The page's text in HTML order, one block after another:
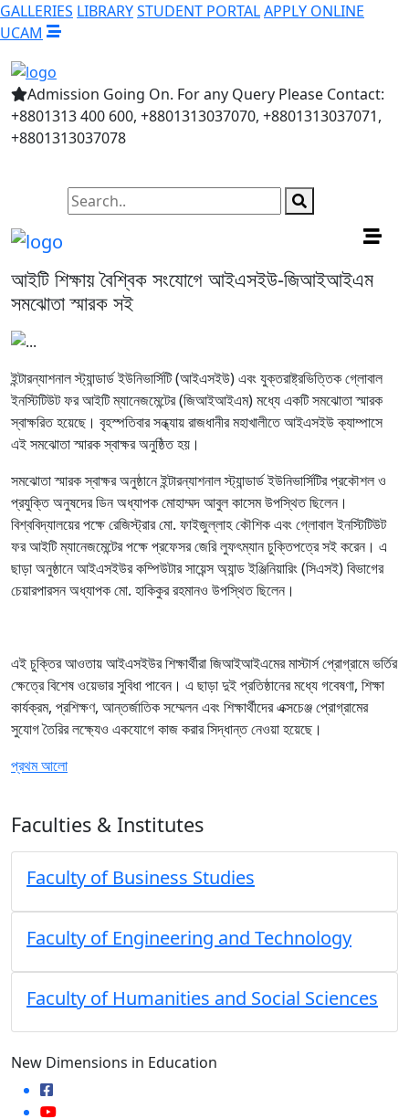
GALLERIES LIBRARYSTUDENT PORTALAPPLY ONLINE
UCAM
Admission Going On. For any Query Please Contact:
+8801313 400 600, +8801313037070, +8801313037071,
+8801313037078
আইটি শিক্ষায় বৈশ্বিক সংযোগে আইএসইউ-জিআইআইএম
সমঝোতা স্মারক সই
ইন্টারন্যাশনাল স্ট্যান্ডার্ড ইউনিভার্সিটি (আইএসইউ) এবং যুক্তরাষ্ট্রভিত্তিক গ্লোবাল
ইনস্টিটিউট ফর আইটি ম্যানেজমেন্টের (জিআইআইএম) মধ্যে একটি সমঝোতা স্মারক
স্বাক্ষরিত হয়েছে। বৃহস্পতিবার সন্ধ্যায় রাজধানীর মহাখালীতে আইএসইউ ক্যাম্পাসে
এই সমঝোতা স্মারক স্বাক্ষর অনুষ্ঠিত হয়।
সমঝোতা স্মারক স্বাক্ষর অনুষ্ঠানে ইন্টারন্যাশনাল স্ট্যান্ডার্ড ইউনিভার্সিটির প্রকৌশল ও
প্রযুক্তি অনুষদের ডিন অধ্যাপক মোহাম্মদ আবুল কাসেম উপস্থিত ছিলেন।
বিশ্ববিদ্যালয়ের পক্ষে রেজিস্ট্রার মো. ফাইজুল্লাহ কৌশিক এবং গ্লোবাল ইনস্টিটিউট
ফর আইটি ম্যানেজমেন্টের পক্ষে প্রফেসর জেরি লুফৎম্যান চুক্তিপত্রে সই করেন। এ
ছাড়া অনুষ্ঠানে আইএসইউর কম্পিউটার সায়েন্স অ্যান্ড ইঞ্জিনিয়ারিং (সিএসই) বিভাগের
চেয়ারপারসন অধ্যাপক মো. হাকিকুর রহমানও উপস্থিত ছিলেন।
এই চুক্তির আওতায় আইএসইউর শিক্ষার্থীরা জিআইআইএমের মাস্টার্স প্রোগ্রামে ভর্তির
ক্ষেত্রে বিশেষ ওয়েভার সুবিধা পাবেন। এ ছাড়া দুই প্রতিষ্ঠানের মধ্যে গবেষণা, শিক্ষা
কার্যক্রম, প্রশিক্ষণ, আন্তর্জাতিক সম্মেলন এবং শিক্ষার্থীদের এক্সচেঞ্জ প্রোগ্রামের
সুযোগ তৈরির লক্ষ্যেও একযোগে কাজ করার সিদ্ধান্ত নেওয়া হয়েছে।
প্রথম আলো
Faculties & Institutes
Faculty of Business Studies
Faculty of Engineering and Technology
Faculty of Humanities and Social Sciences
New Dimensions in Education